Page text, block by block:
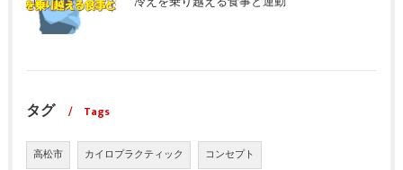
タグ Tags
高松市 カイロプラクティック コンセプト